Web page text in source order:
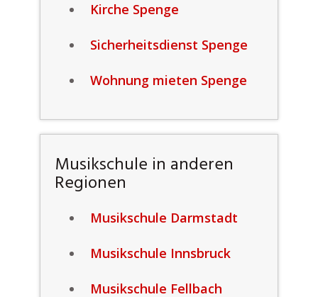
Kirche Spenge
Sicherheitsdienst Spenge
Wohnung mieten Spenge
Musikschule in anderen
Regionen
Musikschule Darmstadt
Musikschule Innsbruck
Musikschule Fellbach